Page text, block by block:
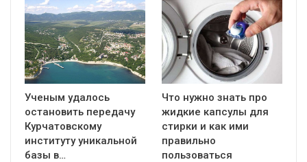
Ученым удалось
остановить передачу
Курчатовскому
институту уникальной
базы в…
Что нужно знать про
жидкие капсулы для
стирки и как ими
правильно
пользоваться